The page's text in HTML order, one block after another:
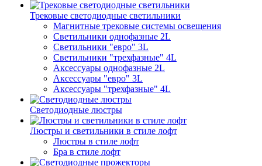
Трековые светодиодные светильники
Магнитные трековые системы освещения
Светильники однофазные 2L
Светильники "евро" 3L
Светильники "трехфазные" 4L
Аксессуары однофазные 2L
Аксессуары "евро" 3L
Аксессуары "трехфазные" 4L
Светодиодные люстры
Люстры и светильники в стиле лофт
Люстры в стиле лофт
Бра в стиле лофт